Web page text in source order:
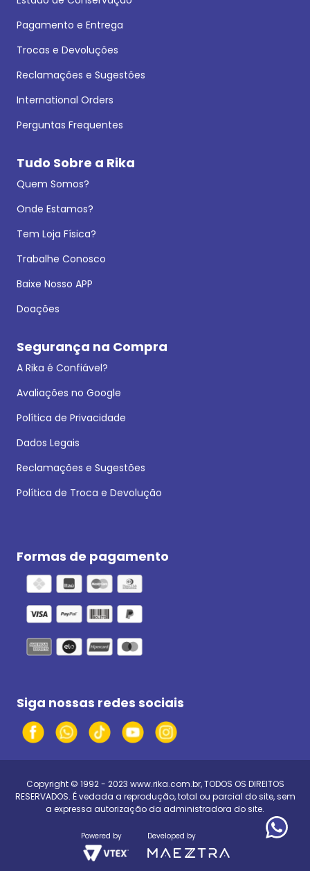
Pagamento e Entrega
Trocas e Devoluções
Reclamações e Sugestões
International Orders
Perguntas Frequentes
Tudo Sobre a Rika
Quem Somos?
Onde Estamos?
Tem Loja Física?
Trabalhe Conosco
Baixe Nosso APP
Doações
Segurança na Compra
A Rika é Confiável?
Avaliações no Google
Política de Privacidade
Dados Legais
Reclamações e Sugestões
Política de Troca e Devolução
Formas de pagamento
Siga nossas redes sociais
Copyright © 1992 - 2023 www.rika.com.br, TODOS OS DIREITOS
RESERVADOS. É vedada a reprodução, total ou parcial do site, sem
a expressa autorização da administradora do site.
Powered by Developed by